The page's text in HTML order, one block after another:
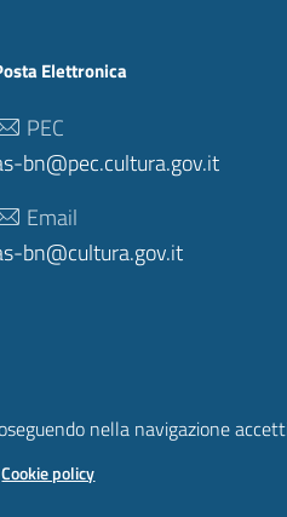
nella navigazione
Cookie policy
Elettronica
PEC
bn@pec.cultura.gov.it
Email
bn@cultura.gov.it